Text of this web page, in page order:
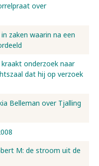
over
zaken waarin na een
onderzoek naar
dat hij op verzoek
Belleman over Tjalling
M: de stroom uit de